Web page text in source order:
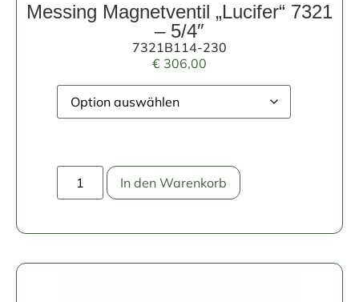
Messing Magnetventil „Lucifer“ 7321
– 5/4″
7321B114-230
€ 306,00
In den Warenkorb